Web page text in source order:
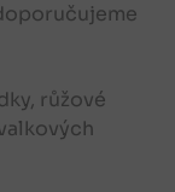
růžové